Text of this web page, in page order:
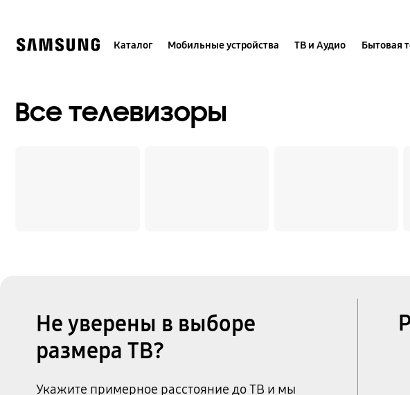
Каталог Мобильные устройства ТВ и Аудио Бытовая
Все телевизоры
Не уверены в выборе
размера ТВ?
Укажите примерное расстояние до ТВ и мы